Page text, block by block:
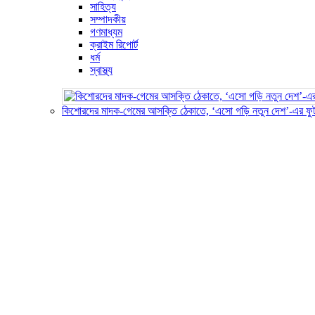
সাহিত্য
সম্পাদকীয়
গণমাধ্যম
ক্রাইম রিপোর্ট
ধর্ম
স্বাস্থ্য
কিশোরদের মাদক-গেমের আসক্তি ঠেকাতে, ‘এসো গড়ি নতুন দেশ’-এর